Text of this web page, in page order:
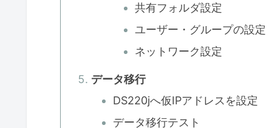
共有フォルダ設定
ユーザー・グループの設定
ネットワーク設定
データ移行
DS220jへ仮IPアドレスを設定
データ移行テスト